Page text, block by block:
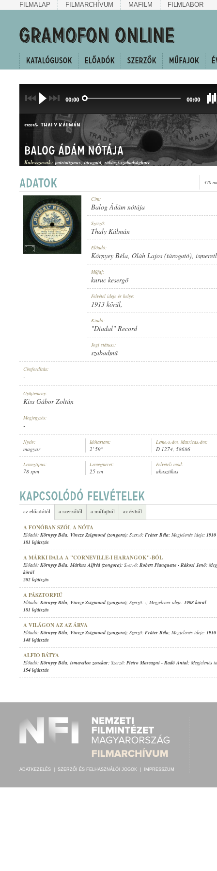
FILMALAP FILMARCHÍVUM MAFILM FILMLABOR
00:00 00:00
KÖRNYEY BÉLA OLÁH LAJOS (TÁROGATÓ)
SZERZŐ: THALY KÁLMÁN
KURUC KESERGŐ
LEMEZSZÁM:
Balog Ádám nótája
Kulcsszavak: patriotizmus tárogató rákóczi-szabadságharc
370
Cím:
Balog Ádám nótája
Szerző:
Thaly Kálmán
Előadó:
Környey Béla, Oláh Lajos (tárogató),
Műfaj:
kuruc kesergő
Felvétel ideje és helye:
1913 körül, -
Kiadó:
"Diadal" Record
Jogi státusz:
szabadmű
Címfordítás:
-
Gyűjtemény:
Kiss Gábor Zoltán
Megjegyzés:
-
Nyelv:
magyar
Időtartam:
2' 59"
Lemezszám, Matricaszám:
D 1274, 58686
Lemeztípus:
78 rpm
Lemezméret:
25 cm
Felvételi mód:
akusztikus
az előadótól a szerzőtől a műfajból az évből
A FONÓBAN SZÓL A NÓTA
Előadó: Környey Béla, Vincze Zsigmond (zongora); Szerző: Fráter Béla; Megjelenés ideje:
181 lejátszás
A MÁRKI DALA A "CORNEVILLE-I HARANGOK"-BÓL
Előadó: Környey Béla, Márkus Alfréd (zongora); Szerző: Robert Planquette - Rákosi Jenő;
körül
202 lejátszás
A PÁSZTORFIÚ
Előadó: Környey Béla, Vincze Zsigmond (zongora); Szerző: -; Megjelenés ideje: 1908 körül
181 lejátszás
A VILÁGON AZ AZ ÁRVA
Előadó: Környey Béla, Vincze Zsigmond (zongora); Szerző: Fráter Béla; Megjelenés ideje:
148 lejátszás
ALFIO BÁTYA
Előadó: Környey Béla, ismeretlen zenekar; Szerző: Pietro Mascagni - Radó Antal; Megjelenés
154 lejátszás
ADATKEZELÉS SZERZŐI ÉS FELHASZNÁLÓI JOGOK IMPRESSZUM